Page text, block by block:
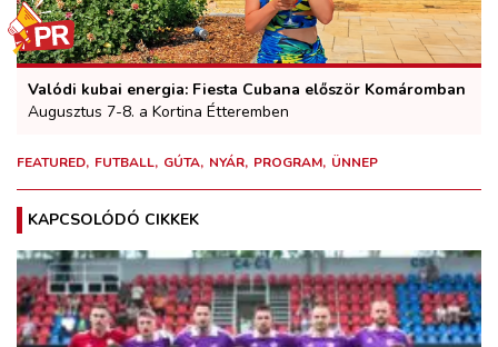
Valódi kubai energia: Fiesta Cubana először Komáromban
Augusztus 7-8. a Kortina Étteremben
FEATURED FUTBALL GÚTA NYÁR PROGRAM ÜNNEP
KAPCSOLÓDÓ CIKKEK